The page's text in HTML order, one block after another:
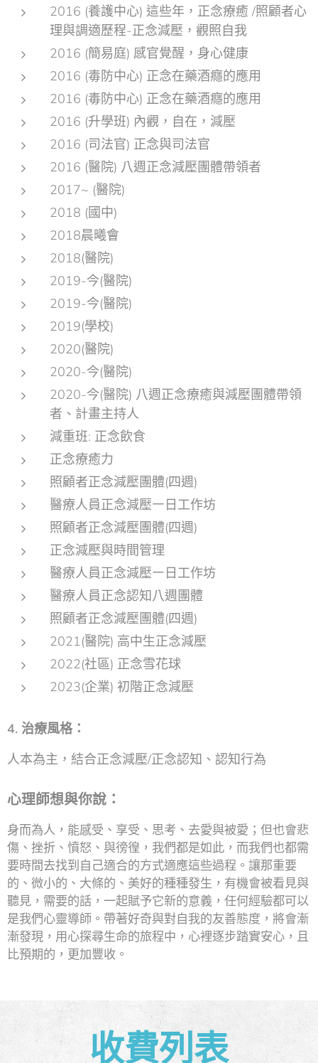
2016 (養護中心) 這些年，正念療癒 /照顧者心
理與調適歷程-正念減壓，觀照自我
2016 (簡易庭) 感官覺醒，身心健康
2016 (毒防中心) 正念在藥酒癮的應用
2016 (毒防中心) 正念在藥酒癮的應用
2016 (升學班) 內觀，自在，減壓
2016 (司法官) 正念與司法官
2016 (醫院) 八週正念減壓團體帶領者
2017~ (醫院)
2018 (國中)
2018晨曦會
2018(醫院)
2019-今(醫院)
2019-今(醫院)
2019(學校)
2020(醫院)
2020-今(醫院)
2020-今(醫院) 八週正念療癒與減壓團體帶領
者、計畫主持人
減重班: 正念飲食
正念療癒力
照顧者正念減壓團體(四週)
醫療人員正念減壓㇐日工作坊
照顧者正念減壓團體(四週)
正念減壓與時間管理
醫療人員正念減壓㇐日工作坊
醫療人員正念認知八週團體
照顧者正念減壓團體(四週)
2021(醫院) 高中生正念減壓
2022(社區) 正念雪花球
2023(企業) 初階正念減壓
4. 治療風格：
人本為主，結合正念減壓/正念認知、認知行為
心理師想與你說：
身而為人，能感受、享受、思考、去愛與被愛；但也會悲
傷、挫折、憤怒、與徬徨，我們都是如此，而我們也都需
要時間去找到自己適合的方式適應這些過程。讓那重要
的、微小的、大條的、美好的種種發生，有機會被看見與
聽見，需要的話，一起賦予它新的意義，任何經驗都可以
是我們心靈導師。帶著好奇與對自我的友善態度，將會漸
漸發現，用心探尋生命的旅程中，心裡逐步踏實安心，且
比預期的，更加豐收。
收費列表